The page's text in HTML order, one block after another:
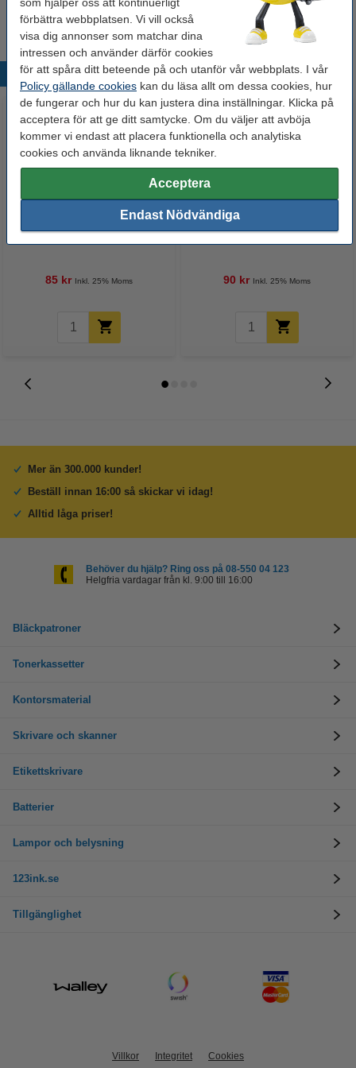
förbättra webbplatsen. Vi vill också
visa dig annonser som matchar dina
intressen och använder därför cookies
för att spåra ditt beteende på och utanför vår webbplats. I vår
Policy gällande cookies kan du läsa allt om dessa cookies, hur
de fungerar och hur du kan justera dina inställningar. Klicka på
acceptera för att ge ditt samtycke. Om du väljer att avböja
kommer vi endast att placera funktionella och analytiska
cookies och använda liknande tekniker.
Acceptera
Endast Nödvändiga
Vi råder er att beställa denna produkt istället för originalprodukten!
Populära produkter
ersätter Brother DK-11209
etikett | 29mm x 62mm
85 kr Inkl. 25% Moms
Varumärket 123ink
ersätter Brother DK-11218
etikett | Ø 24mm
90 kr Inkl. 25% Moms
Mer än 300.000 kunder!
Beställ innan 16:00 så skickar vi idag!
Alltid låga priser!
Behöver du hjälp? Ring oss på 08-550 04 123
Helgfria vardagar från kl. 9:00 till 16:00
Bläckpatroner
Tonerkassetter
Kontorsmaterial
Skrivare och skanner
Etikettskrivare
Batterier
Lampor och belysning
123ink.se
Tillgänglighet
Villkor Integritet Cookies